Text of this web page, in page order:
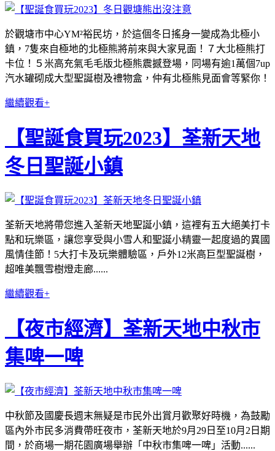
於觀塘市中心YM²裕民坊，於這個冬日搖身一變成為北極小
鎮，7隻來自極地的北極熊將前來與大家見面！７大北極熊打
卡位！５米高充氣毛毛版北極熊震撼登場，同場有逾1萬個7up
汽水罐砌成大型聖誕樹及禮物盒，仲有北極熊見面會等緊你！
繼續觀看+
【聖誕食買玩2023】荃新天地
冬日聖誕小鎮
荃新天地將帶您進入荃新天地聖誕小鎮，這裡有五大絕美打卡
點和玩樂區，讓您享受與小雪人和聖誕小精靈一起度過的異國
風情佳節！5大打卡及玩樂體驗區，戶外12米高巨型聖誕樹，
超唯美飄雪樹燈走廊......
繼續觀看+
【夜市經濟】荃新天地中秋市
集啤一啤
中秋節及國慶長週末無疑是市民外出賞月歡聚好時機，為鼓勵
區內外市民多消費帶旺夜市，荃新天地於9月29日至10月2日期
間，於商場一期花園廣場舉辦「中秋市集啤一啤」活動......